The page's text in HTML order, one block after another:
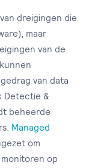
dreigingen die
maar
van de
van data
Detectie &
beheerde
Managed
om
op